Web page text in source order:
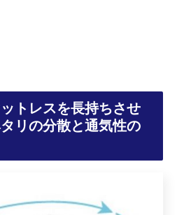
トレスを長持ちさせ
リの分散と通気性の